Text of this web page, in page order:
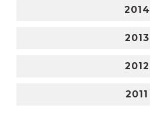
2014
2013
2012
2011